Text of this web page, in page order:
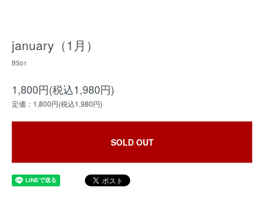
january（1月）
BS01
1,800円(税込1,980円)
定価：1,800円(税込1,980円)
SOLD OUT